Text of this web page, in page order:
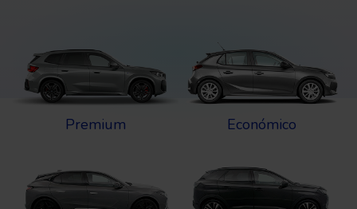
Premium Económico